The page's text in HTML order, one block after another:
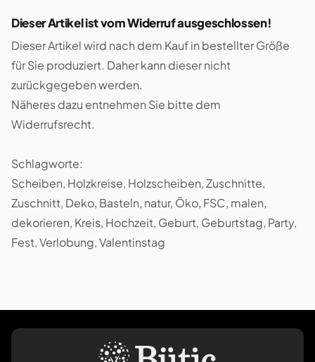
Dieser Artikel ist vom Widerruf ausgeschlossen!
Dieser Artikel wird nach dem Kauf in bestellter Größe
für Sie produziert. Daher kann dieser nicht
zurückgegeben werden.
Näheres dazu entnehmen Sie bitte dem
Widerrufsrecht.
Schlagworte:
Scheiben, Holzkreise, Holzscheiben, Zuschnitte,
Zuschnitt, Deko, Basteln, natur, Öko, FSC, malen,
dekorieren, Kreis, Hochzeit, Geburt, Geburtstag, Party,
Fest, Verlobung, Valentinstag